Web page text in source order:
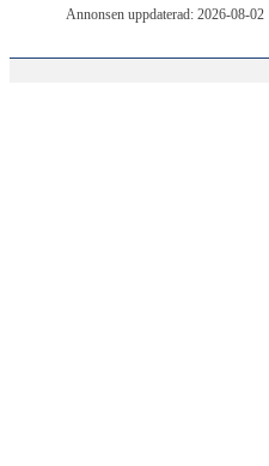
Annonsen uppdaterad: 2026-08-02